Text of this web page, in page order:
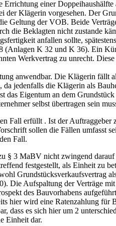
einer
der Klägerin vorgesehen. Der
Geltung der VOB. Beide
die Beklagten nicht zustande
anfallen sollte,
K 32 und K 36). Ein
Werkvertrag zu unrecht.
anwendbar. Die Klägerin
jedenfalls die Klägerin als
das Eigentum an dem
selbst übertragen sein
Fall erfüllt . Ist der
sollen die Fällen umfasst
Fall.
§ 3 MaBV nicht zwingend
festgestellt, als Einheit zu
Grundstücksverkaufsvertrag
Die Aufspaltung der Verträge
des Bauvorhabens
hier wird eine Ratenzahlung
dass es sich hier um 2
Einheit dar.